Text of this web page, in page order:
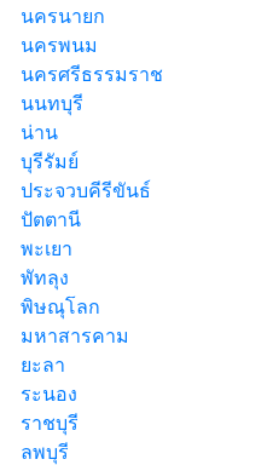
นครนายก
นครพนม
นครศรีธรรมราช
นนทบุรี
น่าน
บุรีรัมย์
ประจวบคีรีขันธ์
ปัตตานี
พะเยา
พัทลุง
พิษณุโลก
มหาสารคาม
ยะลา
ระนอง
ราชบุรี
ลพบุรี